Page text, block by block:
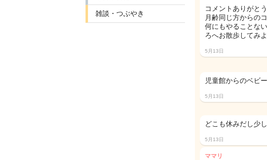
雑談・つぶやき
コメントありがと
月齢同じ方からの
何にもやることな
ろへお散歩してみ
5月13日
児童館からのベビ
5月13日
どこも休みだし少
5月13日
ママリ